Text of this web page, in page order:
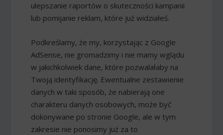
ulepszanie raportów o skuteczności kampanii
lub pomijanie reklam, które już widziałeś.
Podkreślamy, że my, korzystając z Google
AdSense, nie gromadzimy i nie mamy wglądu
w jakichkolwiek dane, które pozwalałaby na
Twoją identyfikację. Ewentualne zestawienie
danych w taki sposób, że nabierają one
charakteru danych osobowych, może być
dokonywane po stronie Google, ale w tym
zakresie nie ponosimy już za to